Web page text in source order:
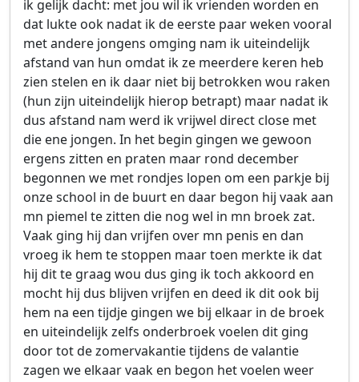
ik gelijk dacht: met jou wil ik vrienden worden en
dat lukte ook nadat ik de eerste paar weken vooral
met andere jongens omging nam ik uiteindelijk
afstand van hun omdat ik ze meerdere keren heb
zien stelen en ik daar niet bij betrokken wou raken
(hun zijn uiteindelijk hierop betrapt) maar nadat ik
dus afstand nam werd ik vrijwel direct close met
die ene jongen. In het begin gingen we gewoon
ergens zitten en praten maar rond december
begonnen we met rondjes lopen om een parkje bij
onze school in de buurt en daar begon hij vaak aan
mn piemel te zitten die nog wel in mn broek zat.
Vaak ging hij dan vrijfen over mn penis en dan
vroeg ik hem te stoppen maar toen merkte ik dat
hij dit te graag wou dus ging ik toch akkoord en
mocht hij dus blijven vrijfen en deed ik dit ook bij
hem na een tijdje gingen we bij elkaar in de broek
en uiteindelijk zelfs onderbroek voelen dit ging
door tot de zomervakantie tijdens de valantie
zagen we elkaar vaak en begon het voelen weer